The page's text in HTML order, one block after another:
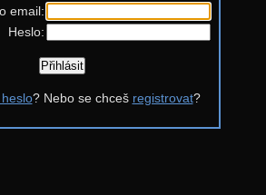
email:
Heslo:
? Nebo se chceš registrovat?